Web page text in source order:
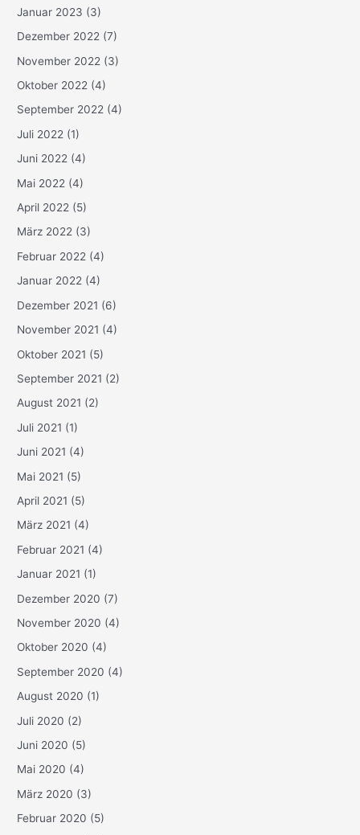
Januar 2023 (3)
Dezember 2022 (7)
November 2022 (3)
Oktober 2022 (4)
September 2022 (4)
Juli 2022 (1)
Juni 2022 (4)
Mai 2022 (4)
April 2022 (5)
März 2022 (3)
Februar 2022 (4)
Januar 2022 (4)
Dezember 2021 (6)
November 2021 (4)
Oktober 2021 (5)
September 2021 (2)
August 2021 (2)
Juli 2021 (1)
Juni 2021 (4)
Mai 2021 (5)
April 2021 (5)
März 2021 (4)
Februar 2021 (4)
Januar 2021 (1)
Dezember 2020 (7)
November 2020 (4)
Oktober 2020 (4)
September 2020 (4)
August 2020 (1)
Juli 2020 (2)
Juni 2020 (5)
Mai 2020 (4)
März 2020 (3)
Februar 2020 (5)